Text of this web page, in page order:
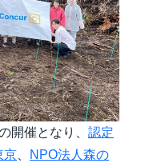
開催となり、 認定
京
NPO法人森の